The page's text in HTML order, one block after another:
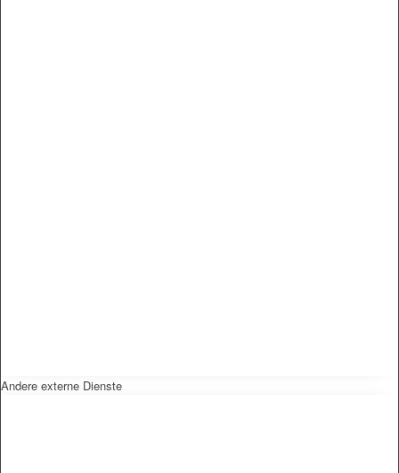
Andere externe Dienste